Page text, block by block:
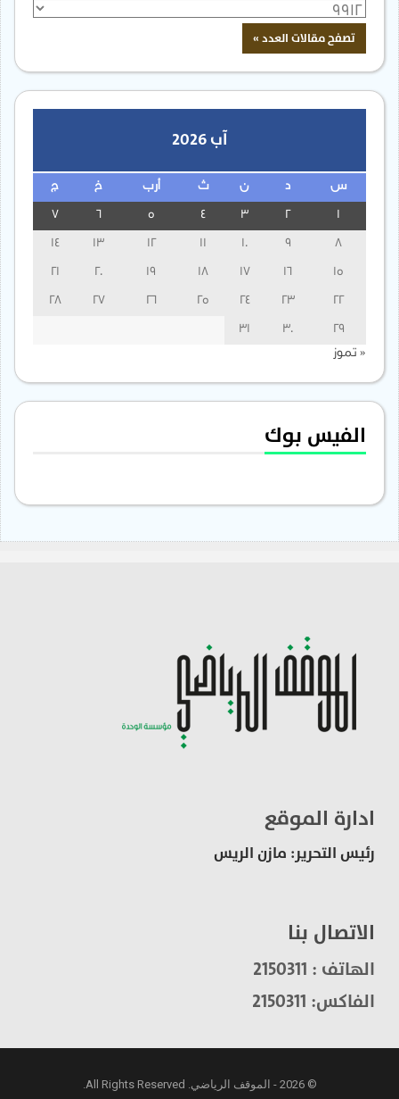
آب 2026
س ن ث أرب خ ج
3
13
14
15
16
17
18
19
20
21
22
23
24
25
26
27
28
29
30
31
« تموز
الفيس بوك
ادارة الموقع
رئيس التحرير: مازن الريس
الاتصال بنا
الهاتف : 2150311
الفاكس: 2150311
© 2026 - الموقف الرياضي. All Rights Reserved.